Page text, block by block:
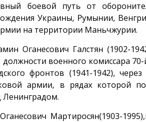
боевой путь от
Украины, Румынии,
на территории Маньчжурии.
Оганесович Галстян (1902-
военного комиссара
фронтов (1941-1942),
армии, в рядах которой
Ленинградом.
Мартиросян(1903-